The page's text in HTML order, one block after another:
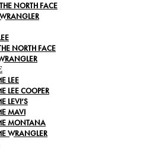
NORTH FACE
NORTH FACE
LEE
COOPER
MAVI
MONTANA